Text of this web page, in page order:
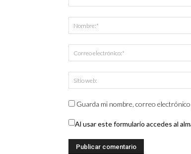
Guarda mi nombre, correo
Al usar este formulario accedes al